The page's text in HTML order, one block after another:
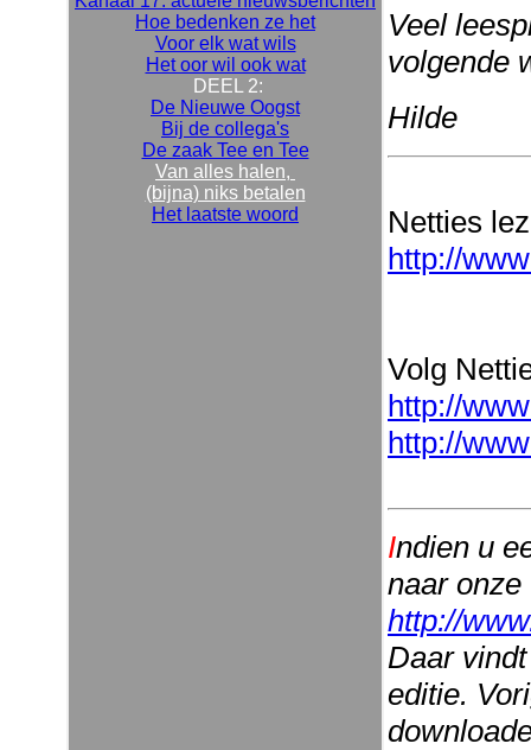
Hoe bedenken ze het
Voor elk wat wils
Het oor wil ook wat
DEEL 2:
De Nieuwe Oogst
Bij de collega's
De zaak Tee en Tee
Van alles halen,
(bijna) niks betalen
Het laatste woord
Veel
volgende
Hilde
Netties
http://
Volg
http://
http://
Indien u
naar
http://
Daar
editie.